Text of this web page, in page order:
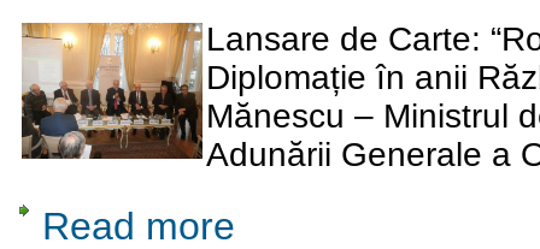
Lansare de Carte:
Diplomație în anii
Mănescu – Ministrul
Adunării Generale a
Read more